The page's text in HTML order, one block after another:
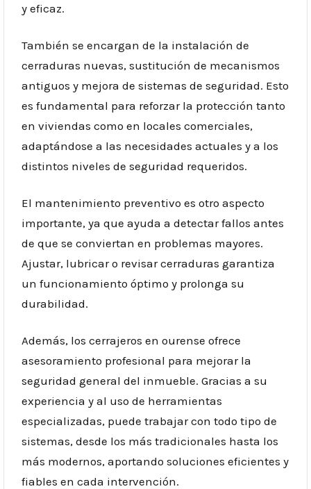
y eficaz.
También se encargan de la instalación de
cerraduras nuevas, sustitución de mecanismos
antiguos y mejora de sistemas de seguridad. Esto
es fundamental para reforzar la protección tanto
en viviendas como en locales comerciales,
adaptándose a las necesidades actuales y a los
distintos niveles de seguridad requeridos.
El mantenimiento preventivo es otro aspecto
importante, ya que ayuda a detectar fallos antes
de que se conviertan en problemas mayores.
Ajustar, lubricar o revisar cerraduras garantiza
un funcionamiento óptimo y prolonga su
durabilidad.
Además, los cerrajeros en ourense ofrece
asesoramiento profesional para mejorar la
seguridad general del inmueble. Gracias a su
experiencia y al uso de herramientas
especializadas, puede trabajar con todo tipo de
sistemas, desde los más tradicionales hasta los
más modernos, aportando soluciones eficientes y
fiables en cada intervención.